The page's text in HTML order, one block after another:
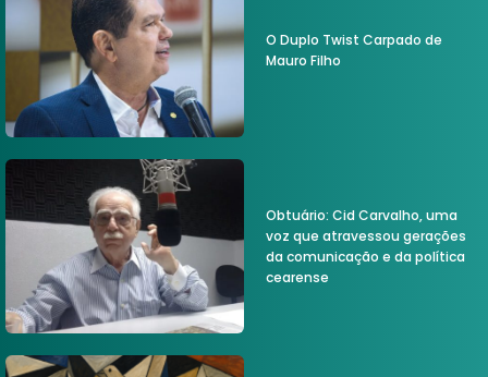
O Duplo Twist Carpado de
Mauro Filho
Obtuário: Cid Carvalho, uma
voz que atravessou gerações
da comunicação e da política
cearense